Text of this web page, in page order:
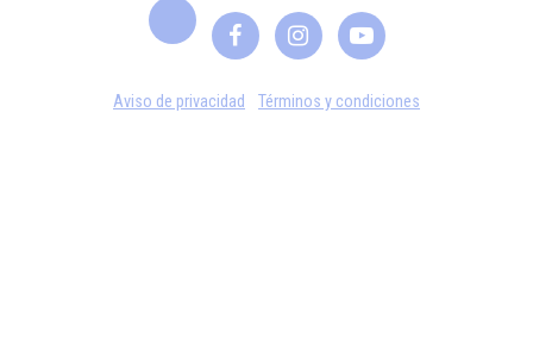
Aviso de privacidad Términos y condiciones